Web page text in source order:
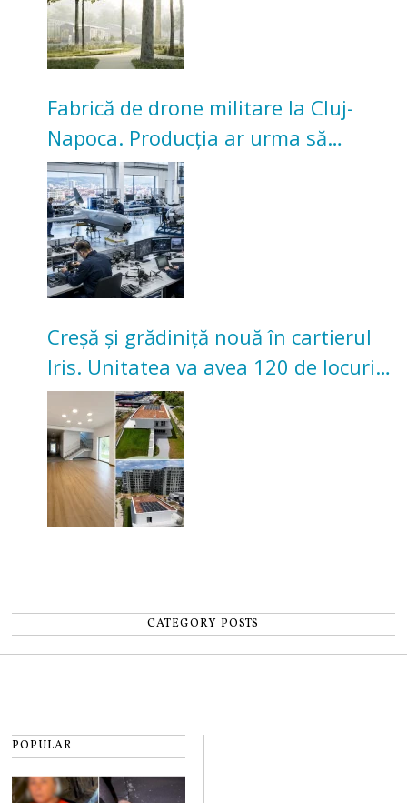
Fabrică de drone militare la Cluj-
Napoca. Producția ar urma să
înceapă în toamna acestui an
Creșă și grădiniță nouă în cartierul
Iris. Unitatea va avea 120 de locuri
pentru copii
CATEGORY POSTS
POPULAR